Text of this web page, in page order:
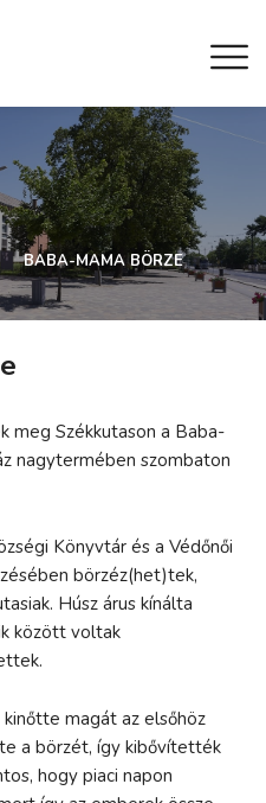
BABA-MAMA BÖRZE
meg Székkutason a Baba-
nagytermében szombaton
Könyvtár és a Védőnői
börzéz(het)tek,
Húsz árus kínálta
között voltak
magát az elsőhöz
a börzét, így kibővítették
hogy piaci napon